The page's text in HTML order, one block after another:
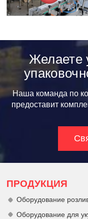
Желаете
Наша команда по
предоставит
ПРОДУКЦИЯ
Оборудование
Оборудование для